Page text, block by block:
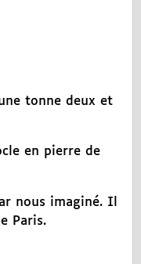
tonne deux et
en pierre de
nous imaginé. Il
Paris.